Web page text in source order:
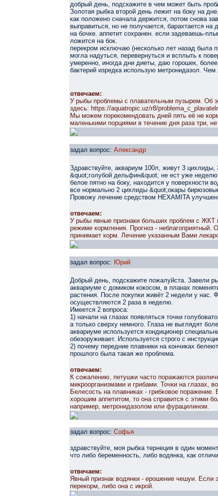
добрый день, подскажите в чем может быть
Золотая рыбка второй день лежит на боку на
как положено сначала держится, потом снова
выправиться, но не получается, барахтается
на бочке. аппетит сохранен. если задеваешь-
ложится на бок.
перекром исключаю (несколько лет назад была
могла надуться, перевернуться и всплыть к
умеренно, иногда дни диеты, даю горошек,
бактерий изредка использую метронидазол.
отвечаем:
У рыбы проблемы с плавательным пузырем. Об
здесь: https://aquatropic.uz/r8/
Мы можем порекомендовать дней пять её не
маленькими порциями в течение дня раза три,
задал вопрос: Александр
Здравствуйте, аквариум 100л, живут 3
&quot;голубой дельфин&quot; не ест уже
белое пятно на боку, находится у поверхности
все нормально 2 цихлиды &quot;окары
Провожу лечение средством HEXAMITA
отвечаем:
У рыбы явные признаки больших проблем с
режиме кормления. Прогноз - неблагоприятный.
принимает корм. Лечение указанным Вами
задал вопрос: Юрий
Добрый день, подскажите пожалуйста. Завели
аквариуме с домиком кокосом, в планах
растения. После покупки живёт 2 недели у нас.
осуществляются 2 раза в неделю.
Имеется 2 вопроса:
1) начали на глазах появляться точки
а только сверху немного. Глаза не выглядят
аквариуме используется кондиционер
обезоруживает. Используется строго с
2) почему передние плавники на кончиках
прошлого была такая же проблема.
отвечаем:
К сожалению, петушки часто поражаются
микроорганизмами и грибами. Точки на глазах,
Белесость на плавниках - грибковое
хорошим аппетитом, то она справится с этими
например, метронидазолом или фурацилином.
задал вопрос: Софья
здравствуйте, моя рыбка тернеция в один
что либо беременность, либо водянка, как
отвечаем:
Явный признак водянки - ерошение чешуи. Если
перекорм, либо она с икрой.